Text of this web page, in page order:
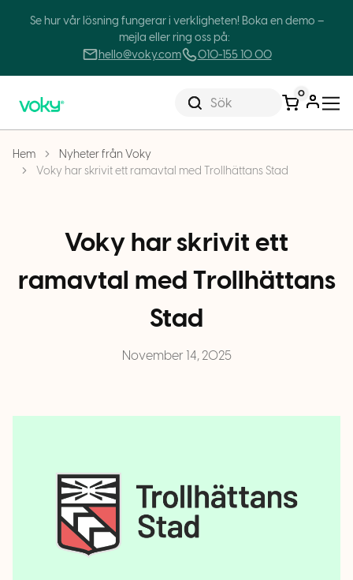
Se hur vår lösning fungerar i verkligheten! Boka en demo –
mejla eller ring oss på:
hello@voky.com
010-155 10 00
Sök
0
Hem
Nyheter från Voky
Voky har skrivit ett ramavtal med Trollhättans Stad
Voky har skrivit ett
ramavtal med Trollhättans
Stad
November 14, 2025